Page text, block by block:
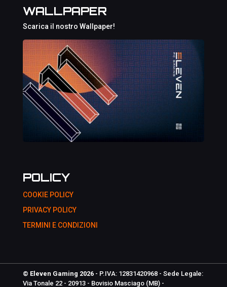
WALLPAPER
Scarica il nostro Wallpaper!
POLICY
COOKIE POLICY
PRIVACY POLICY
TERMINI E CONDIZIONI
© Eleven Gaming 2026 - P.IVA: 12831420968 - Sede Legale:
Via Tonale 22 - 20913 - Bovisio Masciago (MB) -